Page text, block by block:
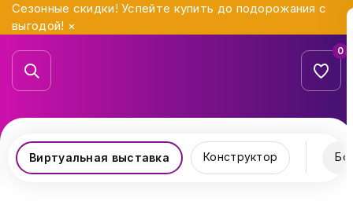
Сезонные скидки! Успейте купить до подорожания с
выгодой! ×
0
Виртуальная выставка Конструктор